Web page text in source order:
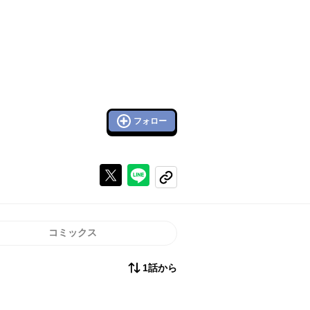
フォロー
Xで投稿するラインでシェアする
コピーする
コミックス
1話から